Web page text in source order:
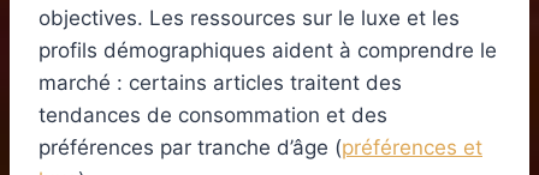
objectives. Les ressources sur le luxe et les
profils démographiques aident à comprendre le
marché : certains articles traitent des
tendances de consommation et des
préférences par tranche d’âge (préférences et